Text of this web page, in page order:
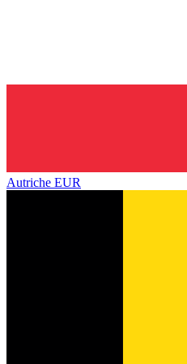
Autriche EUR